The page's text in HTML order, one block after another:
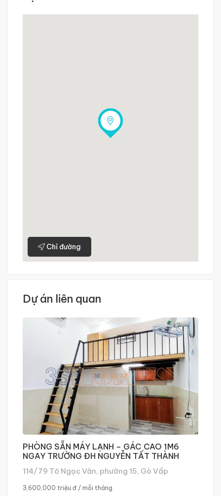
Chỉ đường
Dự án liên quan
PHÒNG SẴN MÁY LẠNH – GÁC CAO 1M6
NGAY TRƯỜNG ĐH NGUYỄN TẤT THÀNH
114/79 Tô Ngọc Vân, phường 15, Gò Vấp
3,600,000 triệu đ / mỗi tháng